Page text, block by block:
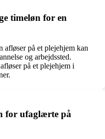
timeløn for en
afløser på et plejehjem kan
og arbejdssted.
på et plejehjem i
for ufaglærte på